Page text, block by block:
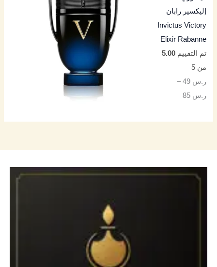
إليكسير رابان
Invictus Victory
Elixir Rabanne
تم التقييم5.00
من 5
ر.س 49
–
ر.س 85